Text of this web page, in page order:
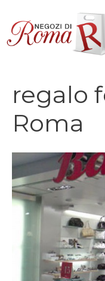
contenuto
regalo
Roma